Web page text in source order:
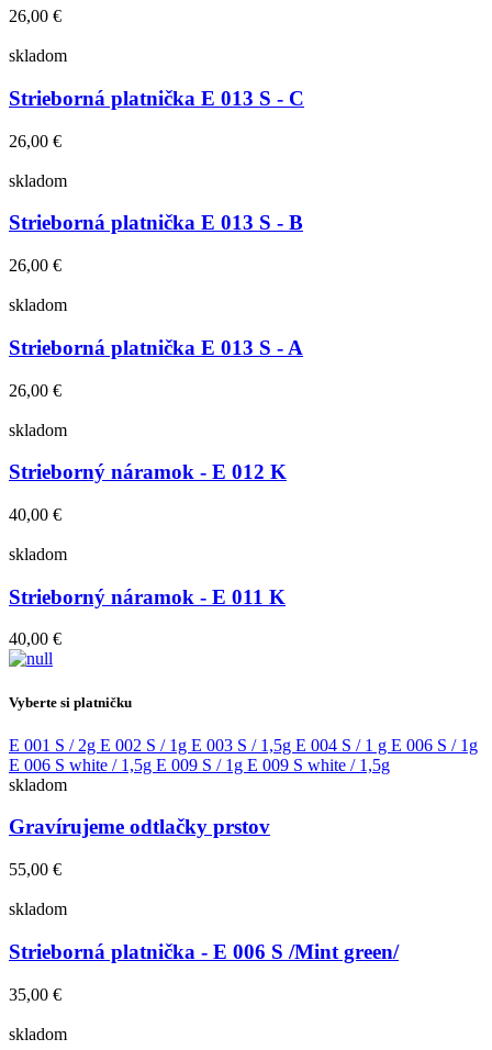
26,00 €
skladom
Strieborná platnička E 013 S - C
26,00 €
skladom
Strieborná platnička E 013 S - B
26,00 €
skladom
Strieborná platnička E 013 S - A
26,00 €
skladom
Strieborný náramok - E 012 K
40,00 €
skladom
Strieborný náramok - E 011 K
40,00 €
Vyberte si platničku
E 001 S / 2g E 002 S / 1g E 003 S / 1,5g E 004 S / 1 g E 006 S / 1g
E 006 S white / 1,5g E 009 S / 1g E 009 S white / 1,5g
skladom
Gravírujeme odtlačky prstov
55,00 €
skladom
Strieborná platnička - E 006 S /Mint green/
35,00 €
skladom